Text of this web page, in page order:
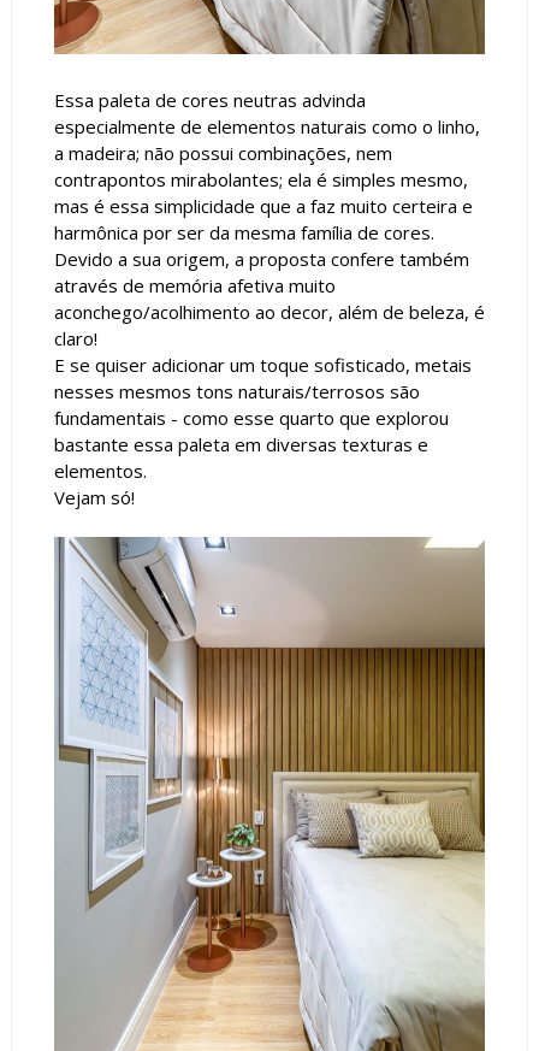
Essa paleta de cores neutras advinda
especialmente de elementos naturais como o linho,
a madeira; não possui combinações, nem
contrapontos mirabolantes; ela é simples mesmo,
mas é essa simplicidade que a faz muito certeira e
harmônica por ser da mesma família de cores.
Devido a sua origem, a proposta confere também
através de memória afetiva muito
aconchego/acolhimento ao decor, além de beleza, é
claro!
E se quiser adicionar um toque sofisticado, metais
nesses mesmos tons naturais/terrosos são
fundamentais - como esse quarto que explorou
bastante essa paleta em diversas texturas e
elementos.
Vejam só!